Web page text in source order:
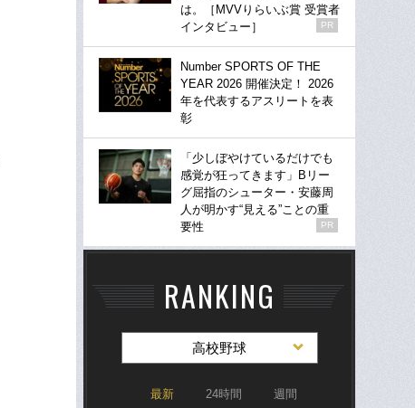
は。［MVVりらいぶ賞 受賞者
インタビュー］
PR
Number SPORTS OF THE
YEAR 2026 開催決定！ 2026
年を代表するアスリートを表
彰
「少しぼやけているだけでも
感覚が狂ってきます」Bリー
グ屈指のシューター・安藤周
人が明かす“見える”ことの重
要性
PR
RANKING
高校野球
最新 24時間 週間